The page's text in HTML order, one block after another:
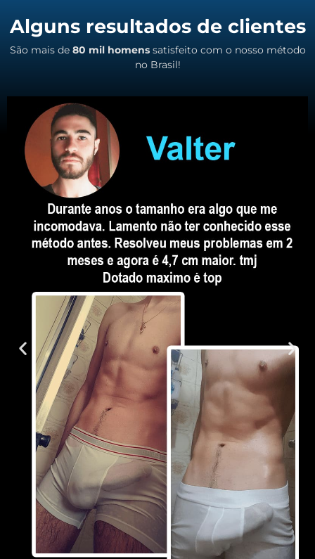
Alguns resultados de clientes
São mais de 80 mil homenssatisfeito com o nosso método
no Brasil!